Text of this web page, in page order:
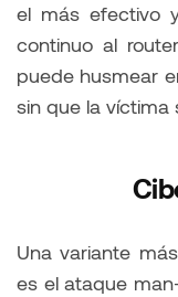
el más efectivo
continuo al
puede husmear
sin que la víctima
Una variante
es el ataque